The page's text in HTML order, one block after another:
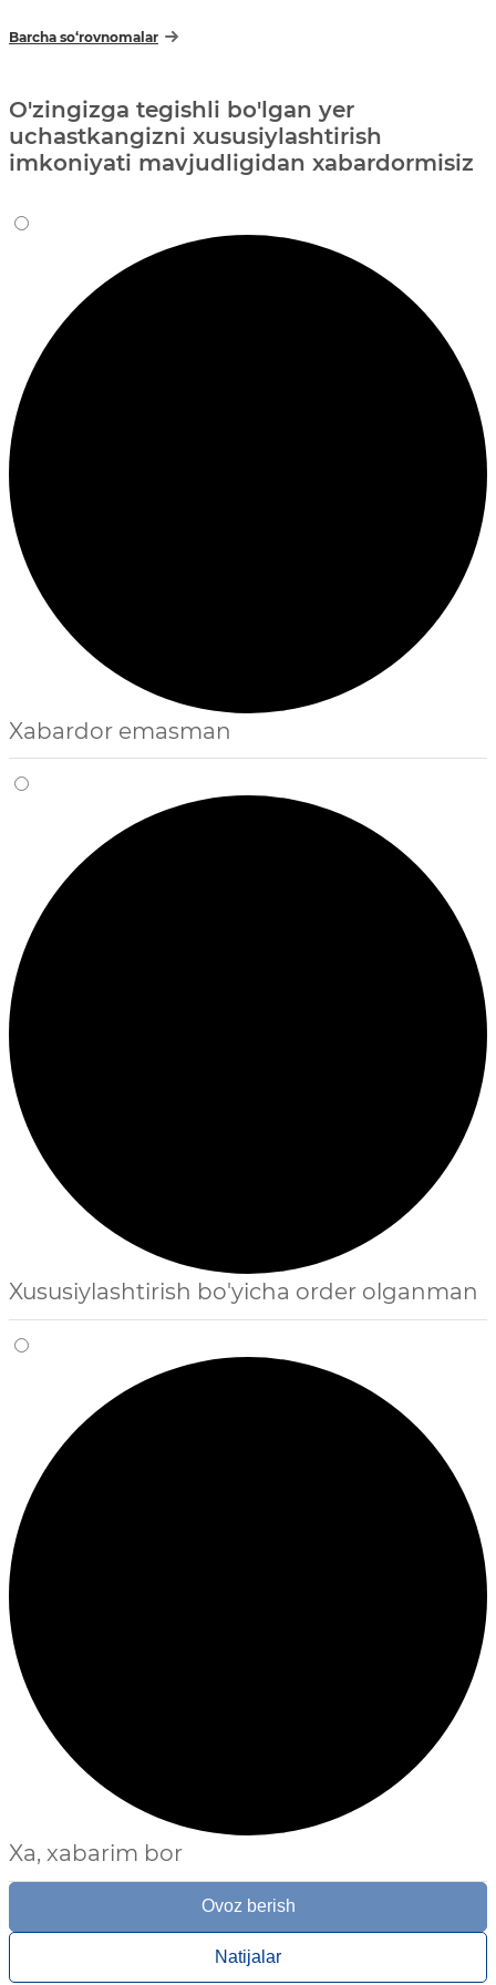
Barcha so‘rovnomalar
O'zingizga tegishli bo'lgan yer
uchastkangizni xususiylashtirish
imkoniyati mavjudligidan xabardormisiz
Xabardor emasman
Xususiylashtirish bo'yicha order olganman
Xa, xabarim bor
Ovoz berish
Natijalar